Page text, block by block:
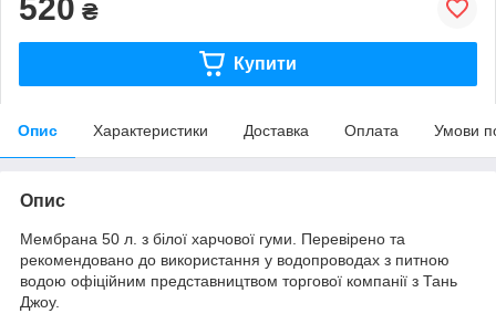
520 ₴
Купити
Опис Характеристики Доставка Оплата Умови
Опис
Мембрана 50 л. з білої харчової гуми. Перевірено та
рекомендовано до використання у водопроводах з питною
водою офіційним представництвом торгової компанії з Тань
Джоу.